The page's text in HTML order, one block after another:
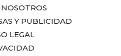
Y PUBLICIDAD
LEGAL